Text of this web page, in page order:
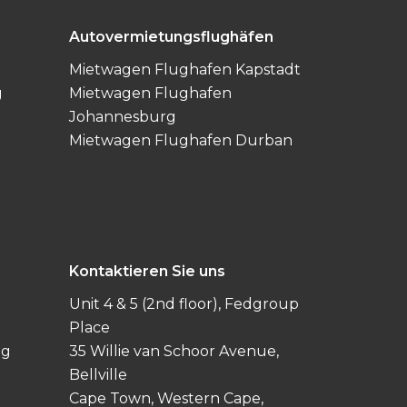
Autovermietungsflughäfen
Mietwagen Flughafen Kapstadt
Mietwagen Flughafen
Johannesburg
Mietwagen Flughafen Durban
Kontaktieren Sie uns
Unit 4 & 5 (2nd floor), Fedgroup
Place
35 Willie van Schoor Avenue,
Bellville
Cape Town, Western Cape,